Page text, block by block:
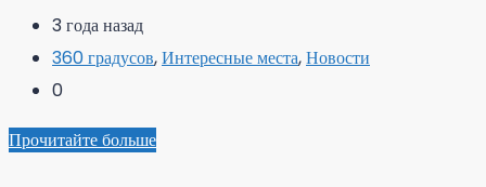
3 года назад
360 градусов,Интересные места,Новости
0
Прочитайте больше